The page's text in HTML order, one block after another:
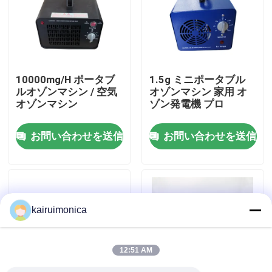
VRショー
私達について
工場旅行
品質管理
ニュース
10000mg/H ポータブ
ルオゾンマシン / 空気
オゾンマシン
お問い合わせを送信
1.5g ミニポータブル
オゾンマシン 家用 オ
ゾン発電機 プロ
お問い合わせを送信
kairuimonica
12:51 AM